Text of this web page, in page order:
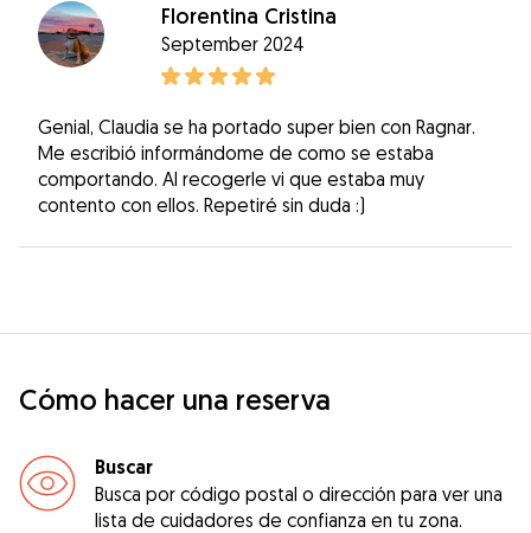
Florentina Cristina
September 2024
Genial, Claudia se ha portado super bien con Ragnar.
Me escribió informándome de como se estaba
comportando. Al recogerle vi que estaba muy
contento con ellos. Repetiré sin duda :)
Cómo hacer una reserva
Buscar
Busca por código postal o dirección para ver una
lista de cuidadores de confianza en tu zona.